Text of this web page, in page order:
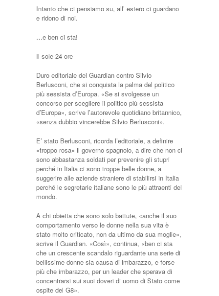
Intanto che ci pensiamo su, all’ estero ci guardano
e ridono di noi.
…e ben ci sta!
Il sole 24 ore
Duro editoriale del Guardian contro Silvio
Berlusconi, che si conquista la palma del politico
più sessista d’Europa. «Se si svolgesse un
concorso per scegliere il politico più sessista
d’Europa», scrive l’autorevole quotidiano britannico,
«senza dubbio vincerebbe Silvio Berlusconi».
E’ stato Berlusconi, ricorda l’editoriale, a definire
«troppo rosa» il governo spagnolo, a dire che non ci
sono abbastanza soldati per prevenire gli stupri
perché in Italia ci sono troppe belle donne, a
suggerire alle aziende straniere di stabilirsi in Italia
perché le segretarie italiane sono le più attraenti del
mondo.
A chi obietta che sono solo battute, «anche il suo
comportamento verso le donne nella sua vita è
stato molto criticato, non da ultimo da sua moglie»,
scrive il Guardian. «Così», continua, «ben ci sta
che un crescente scandalo riguardante una serie di
bellissime donne sia causa di imbarazzo, e forse
più che imbarazzo, per un leader che sperava di
concentrarsi sui suoi doveri di uomo di Stato come
ospite del G8».